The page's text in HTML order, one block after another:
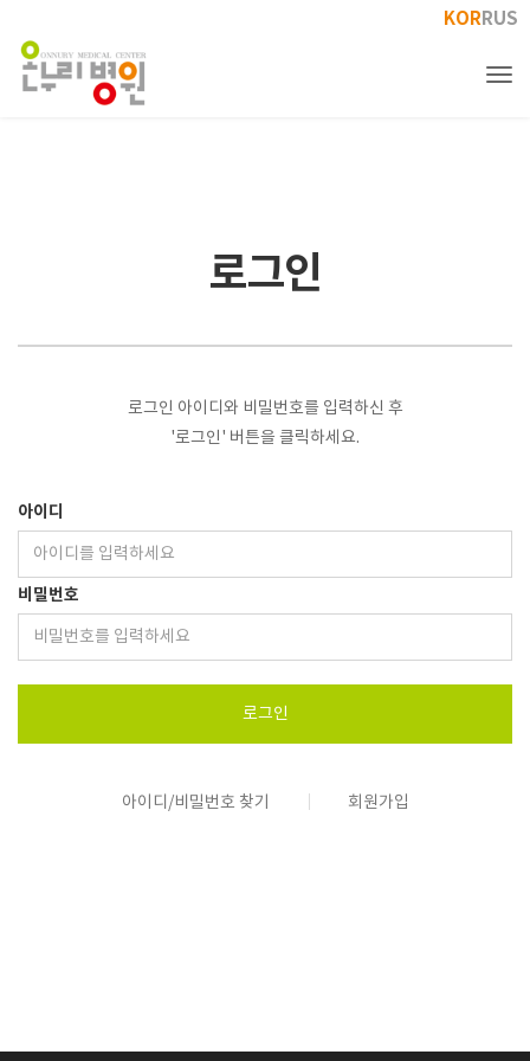
KORRUS
로그인
로그인 아이디와 비밀번호를 입력하신 후
'로그인' 버튼을 클릭하세요.
아이디
비밀번호
로그인
아이디/비밀번호 찾기 회원가입